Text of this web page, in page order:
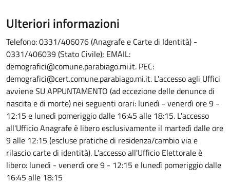
Ulteriori informazioni
Telefono: 0331/406076 (Anagrafe e Carte di Identità) -
0331/406039 (Stato Civile); EMAIL:
demografici@comune.parabiago.mi.it. PEC:
demografici@cert.comune.parabiago.mi.it. L'accesso agli Uffici
avviene SU APPUNTAMENTO (ad eccezione delle denunce di
nascita e di morte) nei seguenti orari: lunedì - venerdì ore 9 -
12:15 e lunedì pomeriggio dalle 16:45 alle 18:15. L'accesso
all'Ufficio Anagrafe è libero esclusivamente il martedì dalle ore
9 alle 12:15 (escluse pratiche di residenza/cambio via e
rilascio carte di identità). L'accesso all'Ufficio Elettorale è
libero: lunedì - venerdì ore 9 - 12:15 e lunedì pomeriggio dalle
16:45 alle 18:15